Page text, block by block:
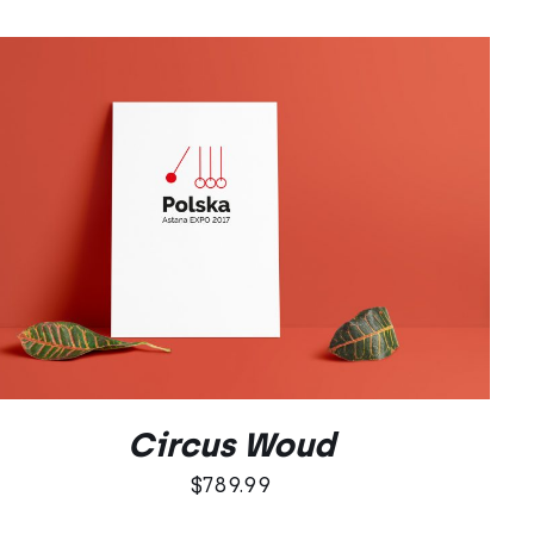
DODAJ DO KOSZYKA
Circus Woud
$789.99